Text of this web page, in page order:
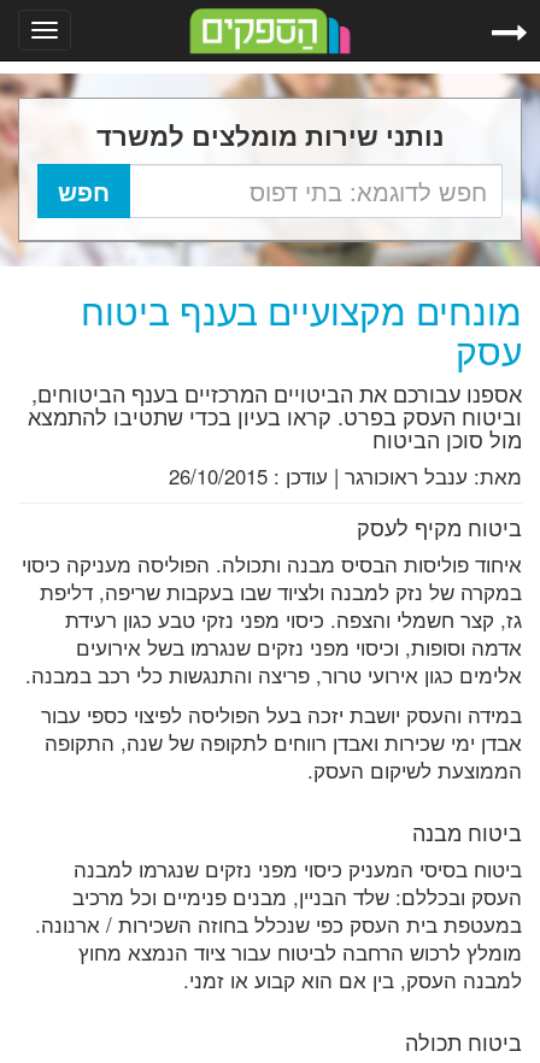
נותני שירות מומלצים למשרד
מונחים מקצועיים בענף ביטוח
עסק
אספנו עבורכם את הביטויים המרכזיים בענף הביטוחים,
וביטוח העסק בפרט. קראו בעיון בכדי שתטיבו להתמצא
מול סוכן הביטוח
מאת: ענבל ראוכורגר | עודכן : 26/10/2015
ביטוח מקיף לעסק
איחוד פוליסות הבסיס מבנה ותכולה. הפוליסה מעניקה כיסוי
במקרה של נזק למבנה ולציוד שבו בעקבות שריפה, דליפת
גז, קצר חשמלי והצפה. כיסוי מפני נזקי טבע כגון רעידת
אדמה וסופות, וכיסוי מפני נזקים שנגרמו בשל אירועים
אלימים כגון אירועי טרור, פריצה והתנגשות כלי רכב במבנה.
במידה והעסק יושבת יזכה בעל הפוליסה לפיצוי כספי עבור
אבדן ימי שכירות ואבדן רווחים לתקופה של שנה, התקופה
הממוצעת לשיקום העסק.
ביטוח מבנה
ביטוח בסיסי המעניק כיסוי מפני נזקים שנגרמו למבנה
העסק ובכללם: שלד הבניין, מבנים פנימיים וכל מרכיב
במעטפת בית העסק כפי שנכלל בחוזה השכירות / ארנונה.
מומלץ לרכוש הרחבה לביטוח עבור ציוד הנמצא מחוץ
למבנה העסק, בין אם הוא קבוע או זמני.
ביטוח תכולה